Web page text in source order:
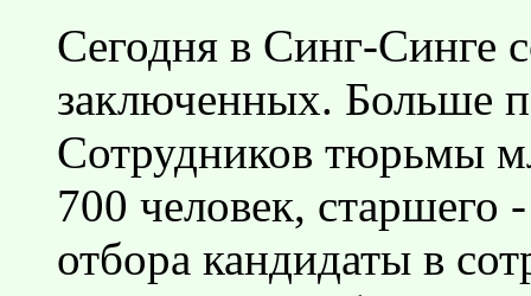
Сегодня в Синг-Синге
заключенных. Больше
Сотрудников тюрьмы
700 человек, старшего
отбора кандидаты в